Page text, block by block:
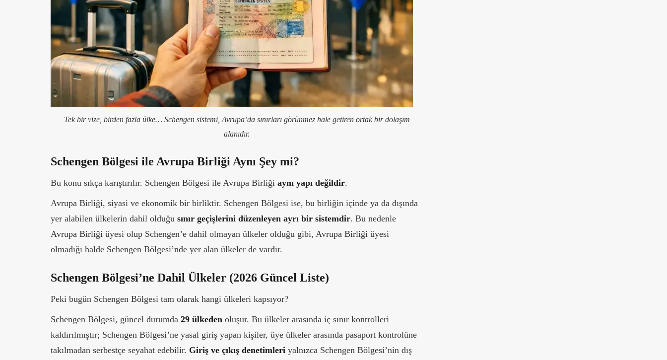
Tek bir vize, birden fazla ülke… Schengen sistemi, Avrupa’da sınırları görünmez hale getiren ortak bir dolaşım
alanıdır.
Schengen Bölgesi ile Avrupa Birliği Aynı Şey mi?
Bu konu sıkça karıştırılır. Schengen Bölgesi ile Avrupa Birliği aynı yapı değildir.
Avrupa Birliği, siyasi ve ekonomik bir birliktir. Schengen Bölgesi ise, bu birliğin içinde ya da dışında
yer alabilen ülkelerin dahil olduğu sınır geçişlerini düzenleyen ayrı bir sistemdir. Bu nedenle
Avrupa Birliği üyesi olup Schengen’e dahil olmayan ülkeler olduğu gibi, Avrupa Birliği üyesi
olmadığı halde Schengen Bölgesi’nde yer alan ülkeler de vardır.
Schengen Bölgesi’ne Dahil Ülkeler (2026 Güncel Liste)
Peki bugün Schengen Bölgesi tam olarak hangi ülkeleri kapsıyor?
Schengen Bölgesi, güncel durumda 29 ülkeden oluşur. Bu ülkeler arasında iç sınır kontrolleri
kaldırılmıştır; Schengen Bölgesi’ne yasal giriş yapan kişiler, üye ülkeler arasında pasaport kontrolüne
takılmadan serbestçe seyahat edebilir. Giriş ve çıkış denetimleri yalnızca Schengen Bölgesi’nin dış